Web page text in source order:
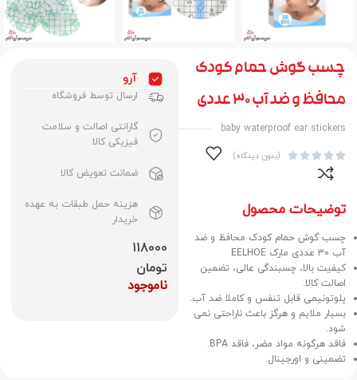
چسب گوش حمام کودک
محافظ و ضد آب 30 عددی
baby waterproof ear stickers




 (بدون دیدگاه)
توضیحات محصول
چسب گوش حمام کودک محافظ و ضد
آب 30 عددی مارک EELHOE
کیفیت بالا، چسبندگی عالی، تضمین
اصالت کالا.
پلوتونیمی قابل تنفس و کاملا ضد آب.
بسیار ملایم و هرگز باعث ناراحتی نمی
شود.
فاقد هرگونه مواد مضر، فاقد BPA.
تضمینی و اورجینال.
آرو
ارسال توسط فروشگاه
گارانتی اصالت و سلامت
فیزیکی کالا
ضمانت تعویض کالا
هزینه حمل طبقات به عهده
خریدار
118000
تومان
ناموجود